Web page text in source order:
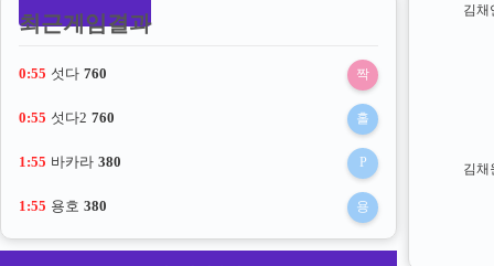
최근게임결과
0:54 섯다 760 짝
0:54 섯다2 760 홀
1:54 바카라 380 P
1:54 용호 380 용
김채
김채